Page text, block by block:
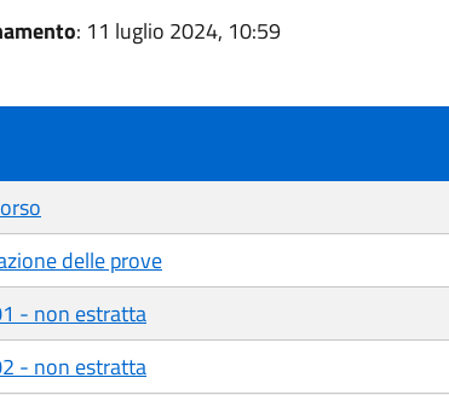
: 11 luglio 2024, 10:59
delle prove
- non estratta
- non estratta